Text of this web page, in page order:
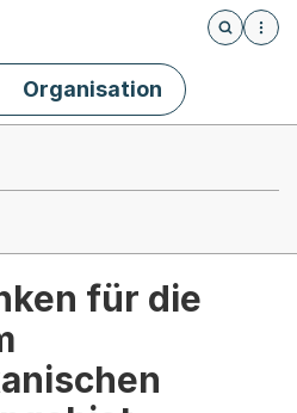
Öffnet
Organisation
für die